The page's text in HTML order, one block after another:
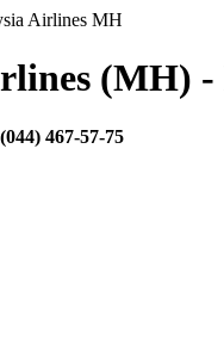
Airlines MH
(MH) -
(044) 467-57-75